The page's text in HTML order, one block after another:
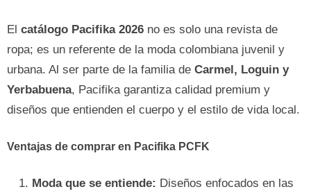
El catálogo Pacifika 2026 no es solo una revista de
ropa; es un referente de la moda colombiana juvenil y
urbana. Al ser parte de la familia de Carmel, Loguin y
Yerbabuena, Pacifika garantiza calidad premium y
diseños que entienden el cuerpo y el estilo de vida local.
Ventajas de comprar en Pacifika PCFK
Moda que se entiende: Diseños enfocados en las